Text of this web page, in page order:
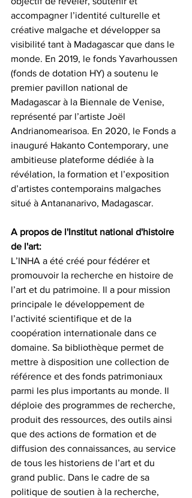
accompagner l’identité culturelle et
créative malgache et développer sa
visibilité tant à Madagascar que dans le
monde. En 2019, le fonds Yavarhoussen
(fonds de dotation HY) a soutenu le
premier pavillon national de
Madagascar à la Biennale de Venise,
représenté par l’artiste Joël
Andrianomearisoa. En 2020, le Fonds a
inauguré Hakanto Contemporary, une
ambitieuse plateforme dédiée à la
révélation, la formation et l’exposition
d’artistes contemporains malgaches
situé à Antananarivo, Madagascar.
A propos de l'Institut national d'histoire
de l'art:
L’INHA a été créé pour fédérer et
promouvoir la recherche en histoire de
l’art et du patrimoine. Il a pour mission
principale le développement de
l’activité scientifique et de la
coopération internationale dans ce
domaine. Sa bibliothèque permet de
mettre à disposition une collection de
référence et des fonds patrimoniaux
parmi les plus importants au monde. Il
déploie des programmes de recherche,
produit des ressources, des outils ainsi
que des actions de formation et de
diffusion des connaissances, au service
de tous les historiens de l’art et du
grand public. Dans le cadre de sa
politique de soutien à la recherche,